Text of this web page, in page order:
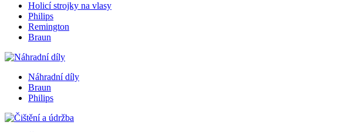
Holicí strojky na vlasy
Philips
Remington
Braun
Náhradní díly
Braun
Philips